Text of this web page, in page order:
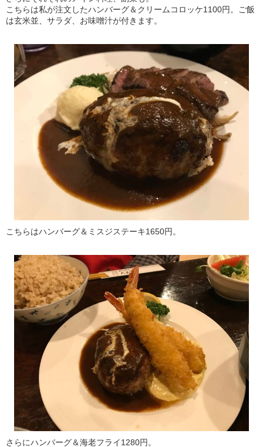
こちらは私が注文したハンバーグ＆クリームコロッケ1100円。ご飯
は玄米並、サラダ、お味噌汁が付きます。
こちらはハンバーグ＆ミスジステーキ1650円。
さらにハンバーグ＆海老フライ1280円。